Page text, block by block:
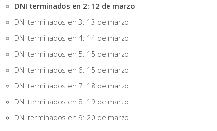
DNI terminados en 2: 12 de marzo
DNI terminados en 3: 13 de marzo
DNI terminados en 4: 14 de marzo
DNI terminados en 5: 15 de marzo
DNI terminados en 6: 15 de marzo
DNI terminados en 7: 18 de marzo
DNI terminados en 8: 19 de marzo
DNI terminados en 9: 20 de marzo